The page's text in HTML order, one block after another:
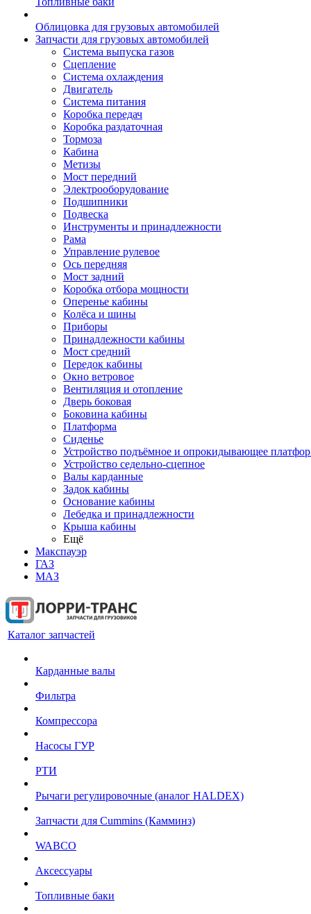
Облицовка для грузовых автомобилей
Запчасти для грузовых автомобилей
Система выпуска газов
Сцепление
Система охлаждения
Двигатель
Система питания
Коробка передач
Коробка раздаточная
Тормоза
Кабина
Метизы
Мост передний
Электрооборудование
Подшипники
Подвеска
Инструменты и принадлежности
Рама
Управление рулевое
Ось передняя
Мост задний
Коробка отбора мощности
Оперенье кабины
Колёса и шины
Приборы
Принадлежности кабины
Мост средний
Передок кабины
Окно ветровое
Вентиляция и отопление
Дверь боковая
Боковина кабины
Платформа
Сиденье
Устройство подъёмное и опрокидывающее
Устройство седельно-сцепное
Валы карданные
Задок кабины
Основание кабины
Лебедка и принадлежности
Крыша кабины
Ещё
Макспауэр
ГАЗ
МАЗ
Каталог запчастей
Карданные валы
Фильтра
Компрессора
Насосы ГУР
РТИ
Рычаги регулировочные (аналог HALDEX)
Запчасти для Cummins (Камминз)
WABCO
Аксессуары
Топливные баки